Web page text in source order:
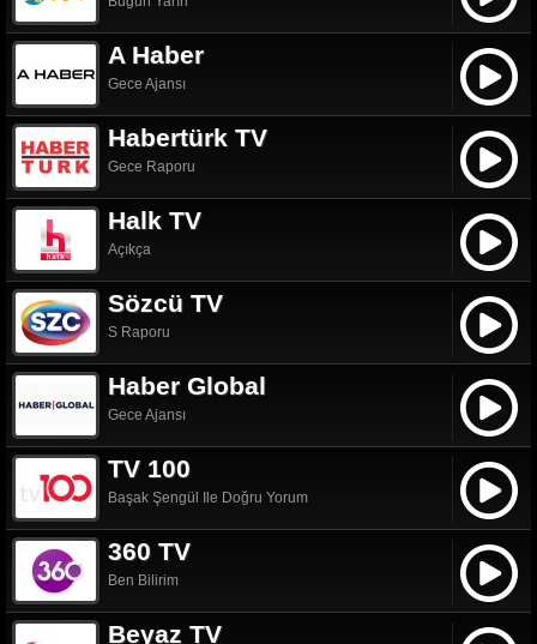
A Haber
Gece Ajansı
Habertürk TV
Gece Raporu
Halk TV
Açıkça
Sözcü TV
S Raporu
Haber Global
Gece Ajansı
TV 100
Başak Şengül Ile Doğru Yorum
360 TV
Ben Bilirim
Beyaz TV